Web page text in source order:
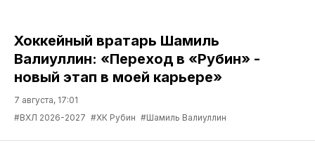
Хоккейный вратарь Шамиль
Валиуллин: «Переход в «Рубин» -
новый этап в моей карьере»
7 августа, 17:01
#ВХЛ 2026-2027 #ХК Рубин #Шамиль Валиуллин